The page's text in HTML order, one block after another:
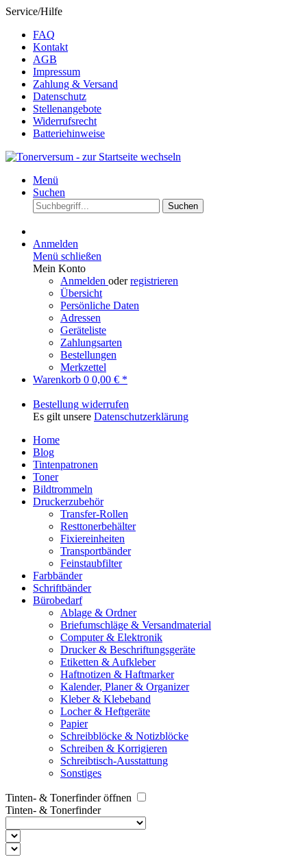
Service/Hilfe
FAQ
Kontakt
AGB
Impressum
Zahlung & Versand
Datenschutz
Stellenangebote
Widerrufsrecht
Batteriehinweise
Menü
Suchen
Suchen
Anmelden
Menü schließen
Mein Konto
Anmelden oderregistrieren
Übersicht
Persönliche Daten
Adressen
Geräteliste
Zahlungsarten
Bestellungen
Merkzettel
Warenkorb 0 0,00 € *
Bestellung widerrufen
Es gilt unsere Datenschutzerklärung
Home
Blog
Tintenpatronen
Toner
Bildtrommeln
Druckerzubehör
Transfer-Rollen
Resttonerbehälter
Fixiereinheiten
Transportbänder
Feinstaubfilter
Farbbänder
Schriftbänder
Bürobedarf
Ablage & Ordner
Briefumschläge & Versandmaterial
Computer & Elektronik
Drucker & Beschriftungsgeräte
Etiketten & Aufkleber
Haftnotizen & Haftmarker
Kalender, Planer & Organizer
Kleber & Klebeband
Locher & Heftgeräte
Papier
Schreibblöcke & Notizblöcke
Schreiben & Korrigieren
Schreibtisch-Ausstattung
Sonstiges
Tinten- & Tonerfinder öffnen
Tinten- & Tonerfinder